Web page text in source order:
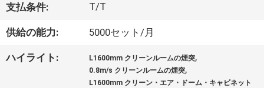
た
ち
に
支払条件: T/T
供給の能力: 5000セット/月
ハイライト: L1600mm クリーンルームの煙突,
0.8m/s クリーンルームの煙突,
L1600mm クリーン・エア・ドーム・キャビネット